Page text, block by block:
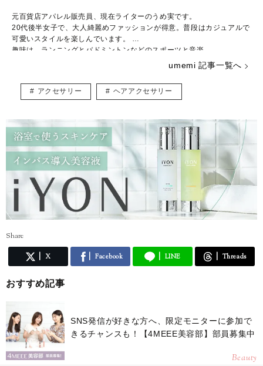
元百貨店アパレル販売員、現在ライターのうめ実です。
20代後半女子で、大人綺麗めファッションが得意。普段はカジュアルで
可愛いスタイルを楽しんでいます。
趣味は、ランニングとバドミントンなどのスポーツと音楽。
可愛いものが大好きで、アイドルやディズニー、おしゃれに夢中です。
♡instagram：https://www.instagram.com/umemi_writer/
♡blog： https://ima-ge-note.com/
umemi 記事一覧へ
アクセサリー ヘアアクセサリー
Share
X Facebook LINE Threads
おすすめ記事
SNS発信が好きな方へ、限定モニターに参加で
きるチャンスも！【4MEEE美容部】部員募集中
Beauty